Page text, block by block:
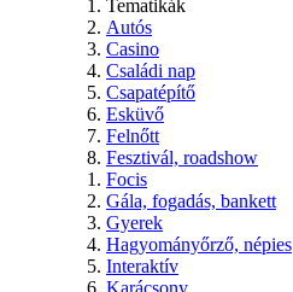
Tematikák
Autós
Casino
Családi nap
Csapatépítő
Esküvő
Felnőtt
Fesztivál, roadshow
Focis
Gála, fogadás, bankett
Gyerek
Hagyományőrző, népies
Interaktív
Karácsony